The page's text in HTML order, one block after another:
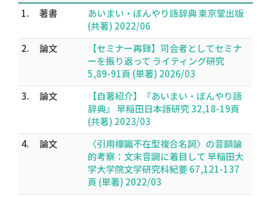
1.
著書
あいまい・ぼんやり語辞典 東京堂出版
(共著) 2022/06
2.
論文
【セミナー再録】司会者としてセミナ
ーを振り返って ライティング研究
5,89-91頁 (単著) 2026/03
3.
論文
【自著紹介】『あいまい・ぼんやり語
辞典』 早稲田日本語研究 32,18-19頁
(共著) 2023/03
4.
論文
〈引用標識不在型複合名詞〉の音韻論
的考察：文末音調に着目して 早稲田大
学大学院文学研究科紀要 67,121-137
頁 (単著) 2022/03